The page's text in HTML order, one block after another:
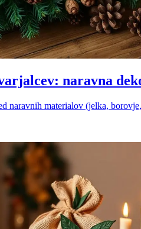
naravna
naravnih materialov (jelka,